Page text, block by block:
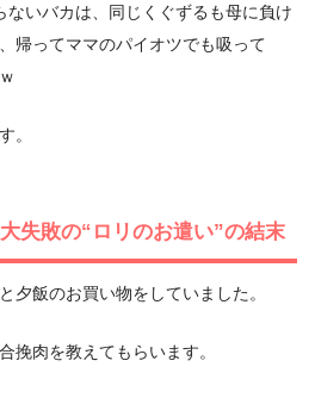
ないバカは、同じくぐずるも母に負け
帰ってママのパイオツでも吸って
。
失敗の“ロリのお遣い”の結末
夕飯のお買い物をしていました。
挽肉を教えてもらいます。